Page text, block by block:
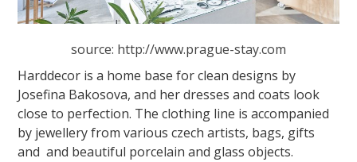
source: http://www.prague-stay.com
Harddecor is a home base for clean designs by
Josefina Bakosova, and her dresses and coats look
close to perfection. The clothing line is accompanied
by jewellery from various czech artists, bags, gifts
and and beautiful porcelain and glass objects.